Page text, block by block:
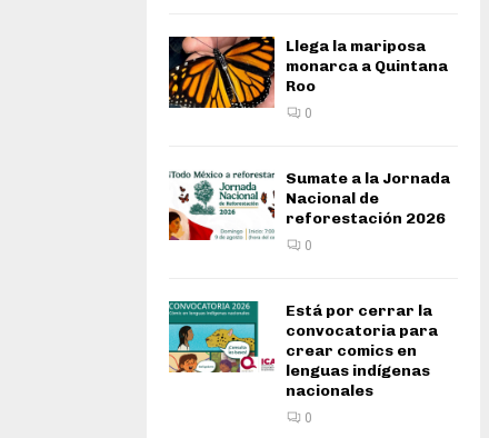
Llega la mariposa
monarca a Quintana
Roo
0
Sumate a la Jornada
Nacional de
reforestación 2026
0
Está por cerrar la
convocatoria para
crear comics en
lenguas indígenas
nacionales
0